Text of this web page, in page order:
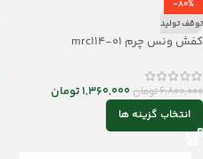
-80%
توقف تولید
کفش ونس چرم mrc114-01
6,800,000تومان1,360,000تومان
انتخاب گزینه ها